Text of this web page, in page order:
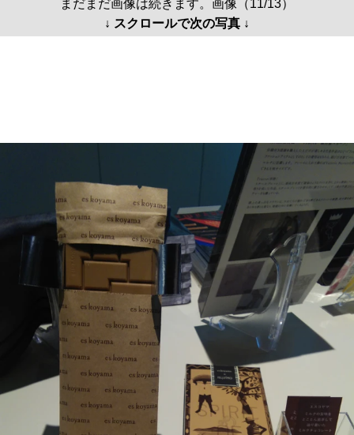
まだまだ画像は続きます。画像（11/13）
↓ スクロールで次の写真 ↓